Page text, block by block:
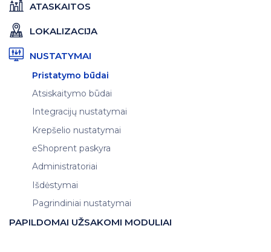
ATASKAITOS
LOKALIZACIJA
NUSTATYMAI
Pristatymo būdai
Atsiskaitymo būdai
Integracijų nustatymai
Krepšelio nustatymai
eShoprent paskyra
Administratoriai
Išdėstymai
Pagrindiniai nustatymai
PAPILDOMAI UŽSAKOMI MODULIAI